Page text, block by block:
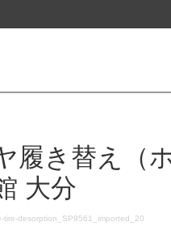
履き替え（
大分
tire-desorption_SP9561_imported_20